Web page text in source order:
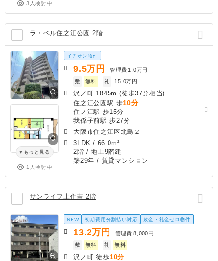
3人検討中
ラ・ベル住之江公園 2階
もっと見る
1人検討中
イチオシ物件
9.5万円 管理費 1.0万円
敷
無料 礼 15.0万円
沢ノ町 1845m (徒歩37分相当)
住之江公園駅 歩10分
住ノ江駅 歩15分
我孫子前駅 歩27分
大阪市住之江区北島２
3LDK / 66.0m²
2階 / 地上9階建
築29年 / 賃貸マンション
サンライフ上住吉 2階
NEW 初期費用分割払い対応 敷金・礼金ゼロ物件
13.2万円 管理費 8,000円
敷
無料 礼 無料
沢ノ町 徒歩10分